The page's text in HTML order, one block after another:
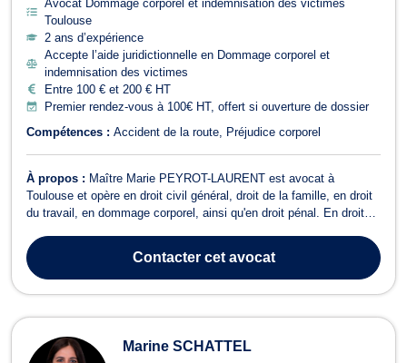
Avocat Dommage corporel et indemnisation des victimes
Toulouse
2 ans d’expérience
Accepte l’aide juridictionnelle en Dommage corporel et
indemnisation des victimes
Entre 100 € et 200 € HT
Premier rendez-vous à 100€ HT, offert si ouverture de dossier
Compétences : Accident de la route Préjudice corporel
À propos : Maître Marie PEYROT-LAURENT est avocat à
Toulouse et opère en droit civil général, droit de la famille, en droit
du travail, en dommage corporel, ainsi qu'en droit pénal. En droit
de responsabilité civile, de vices cachés, de droit des biens, ou
encore de droit...
Contactercet avocat
Marine SCHATTEL